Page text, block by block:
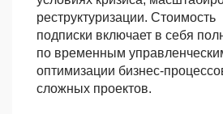
реструктуризации. Стоимость
подписки включает в себя
по временным
оптимизации бизнес-
сложных проектов.